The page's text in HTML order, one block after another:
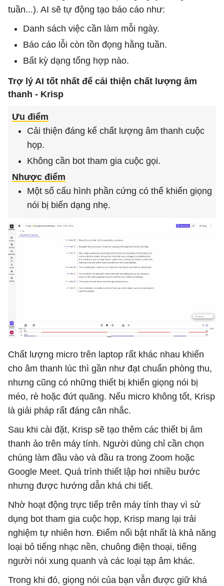
tuần...). AI sẽ tự động tạo báo cáo như:
Danh sách việc cần làm mỗi ngày.
Báo cáo lỗi còn tồn đọng hằng tuần.
Bất kỳ dạng tổng hợp nào.
Trợ lý AI tốt nhất để cải thiện chất lượng âm
thanh - Krisp
Ưu điểm
Cải thiện đáng kể chất lượng âm thanh cuộc
họp.
Không cần bot tham gia cuộc gọi.
Nhược điểm
Một số cấu hình phần cứng có thể khiến giọng
nói bị biến dạng nhẹ.
Chất lượng micro trên laptop rất khác nhau khiến
cho âm thanh lúc thì gần như đạt chuẩn phòng thu,
nhưng cũng có những thiết bị khiến giọng nói bị
méo, rè hoặc đứt quãng. Nếu micro không tốt, Krisp
là giải pháp rất đáng cân nhắc.
Sau khi cài đặt, Krisp sẽ tạo thêm các thiết bị âm
thanh ảo trên máy tính. Người dùng chỉ cần chọn
chúng làm đầu vào và đầu ra trong Zoom hoặc
Google Meet. Quá trình thiết lập hơi nhiều bước
nhưng được hướng dẫn khá chi tiết.
Nhờ hoạt động trực tiếp trên máy tính thay vì sử
dụng bot tham gia cuộc họp, Krisp mang lại trải
nghiệm tự nhiên hơn. Điểm nổi bật nhất là khả năng
loại bỏ tiếng nhạc nền, chuông điện thoại, tiếng
người nói xung quanh và các loại tạp âm khác.
Trong khi đó, giọng nói của bạn vẫn được giữ khá